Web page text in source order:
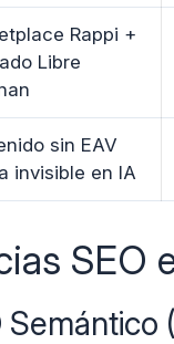
Rappi +
Libre
sin EAV
invisible en IA
SEO